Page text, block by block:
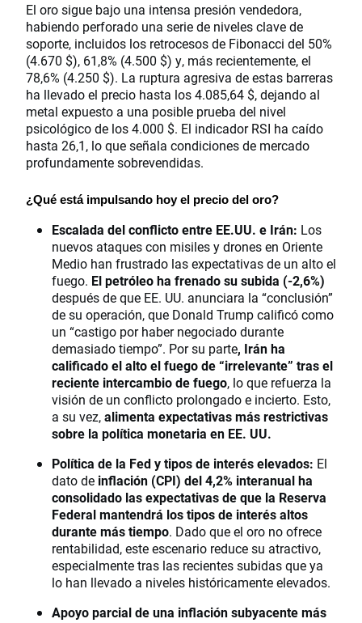
El oro sigue bajo una intensa presión vendedora,
habiendo perforado una serie de niveles clave de
soporte, incluidos los retrocesos de Fibonacci del 50%
(4.670 $), 61,8% (4.500 $) y, más recientemente, el
78,6% (4.250 $). La ruptura agresiva de estas barreras
ha llevado el precio hasta los 4.085,64 $, dejando al
metal expuesto a una posible prueba del nivel
psicológico de los 4.000 $. El indicador RSI ha caído
hasta 26,1, lo que señala condiciones de mercado
profundamente sobrevendidas.
¿Qué está impulsando hoy el precio del oro?
Escalada del conflicto entre EE.UU. e Irán: Los
nuevos ataques con misiles y drones en Oriente
Medio han frustrado las expectativas de un alto el
fuego. El petróleo ha frenado su subida (-2,6%)
después de que EE. UU. anunciara la “conclusión”
de su operación, que Donald Trump calificó como
un “castigo por haber negociado durante
demasiado tiempo”. Por su parte, Irán ha
calificado el alto el fuego de “irrelevante” tras el
reciente intercambio de fuego, lo que refuerza la
visión de un conflicto prolongado e incierto. Esto,
a su vez,alimenta expectativas más restrictivas
sobre la política monetaria en EE. UU.
Política de la Fed y tipos de interés elevados: El
dato de inflación (CPI) del 4,2% interanual ha
consolidado las expectativas de que la Reserva
Federal mantendrá los tipos de interés altos
durante más tiempo. Dado que el oro no ofrece
rentabilidad, este escenario reduce su atractivo,
especialmente tras las recientes subidas que ya
lo han llevado a niveles históricamente elevados.
Apoyo parcial de una inflación subyacente más